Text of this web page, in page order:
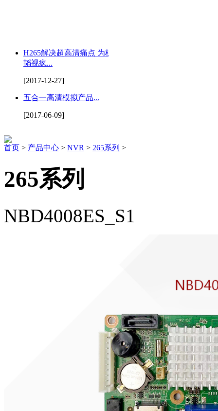
H265解决超高清痛点 为杭州
韬视疯...
[2017-12-27]
五合一高清模拟产品...
[2017-06-09]
首页 > 产品中心 > NVR > 265系列 >
265系列
NBD4008ES_S1